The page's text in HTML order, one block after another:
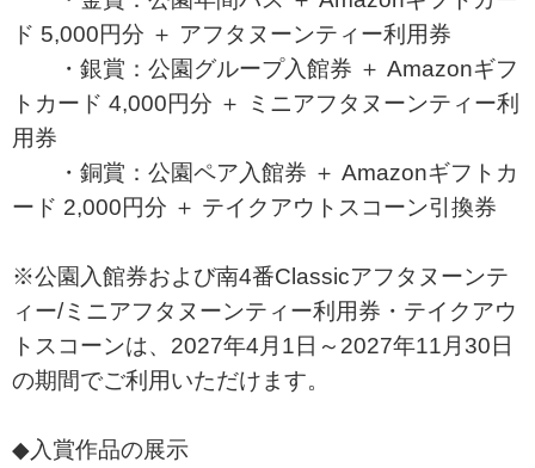
ド 5,000円分 ＋ アフタヌーンティー利用券
・銀賞：公園グループ入館券 ＋ Amazonギフ
トカード 4,000円分 ＋ ミニアフタヌーンティー利
用券
・銅賞：公園ペア入館券 ＋ Amazonギフトカ
ード 2,000円分 ＋ テイクアウトスコーン引換券
※公園入館券および南4番Classicアフタヌーンテ
ィー/ミニアフタヌーンティー利用券・テイクアウ
トスコーンは、2027年4月1日～2027年11月30日
の期間でご利用いただけます。
◆入賞作品の展示